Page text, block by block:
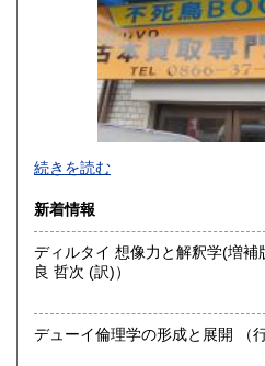
1,100円
1,100円
1,100円
熊本県
宮崎県
沖縄県
不死鳥BOOKSでは、書籍だけで
ゲーム、おもちゃ、骨董品まで
にお問い合わせください。出張費
沿線名：伯備線・桃太郎線(吉備
最寄駅：総社駅
定休日：年中無休
続きを読む
新着情報
ディルタイ 想像力と解釈学(増補版） （ディルタイ (著)、由
良 哲次 (訳)）
デュー